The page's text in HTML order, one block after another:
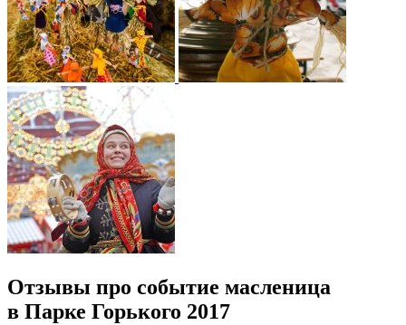
Отзывы про событие масленица
в Парке Горького 2017